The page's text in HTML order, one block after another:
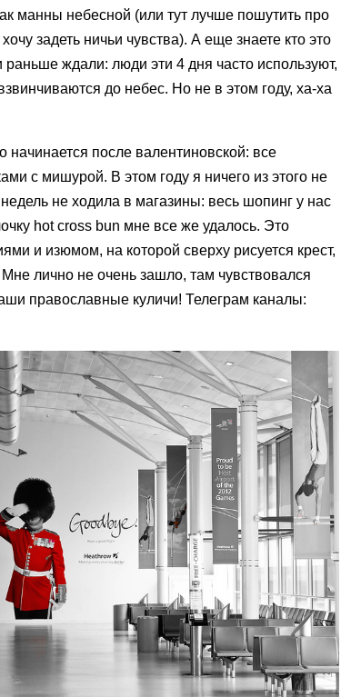
манны небесной (или тут лучше пошутить про
задеть ничьи чувства). А еще знаете кто это
ждали: люди эти 4 дня часто используют,
до небес. Но не в этом году, ха-ха
после валентиновской: все
с мишурой. В этом году я ничего из этого не
не ходила в магазины: весь шопинг у нас
hot cross bun мне все же удалось. Это
и изюмом, на которой сверху рисуется крест,
лично не очень зашло, там чувствовался
православные куличи! Телеграм каналы: